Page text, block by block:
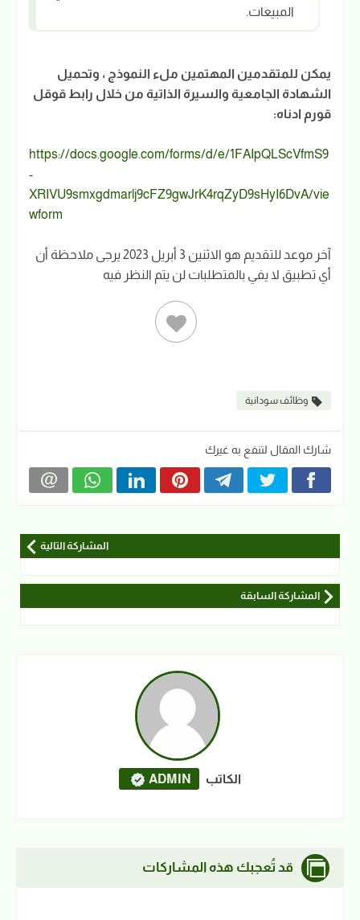
المبيعات.
يمكن للمتقدمين المهتمين ملء النموذج ، وتحميل
الشهادة الجامعية والسيرة الذاتية من خلال رابط قوقل
قورم ادناه:
https://docs.google.com/forms/d/e/1FAIpQLScVfmS9
-
XRIVU9smxgdmarlj9cFZ9gwJrK4rqZyD9sHyI6DvA/vie
wform
آخر موعد للتقديم هو الاثنين 3 أبريل 2023 يرجى ملاحظة أن
أي تطبيق لا يفي بالمتطلبات لن يتم النظر فيه
وظائف سودانية
شارك المقال لتنفع به غيرك
المشاركة التالية
المشاركة السابقة
الكاتب ADMIN
قد تُعجبك هذه المشاركات